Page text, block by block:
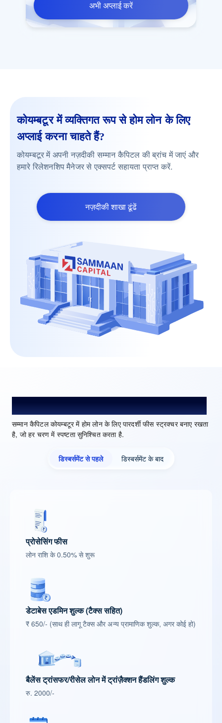
अभी अप्लाई करें
कोयम्बटूर में व्यक्तिगत रूप से होम लोन के लिए
अप्लाई करना चाहते हैं?
कोयम्बटूर में अपनी नज़दीकी सम्मान कैपिटल की ब्रांच में जाएं और
हमारे रिलेशनशिप मैनेजर से एक्सपर्ट सहायता प्राप्त करें.
नज़दीकी शाखा ढूंढें
कोयम्बटूर में होम लोन प्रोसेसिंग फीस और शुल्क
सम्मान कैपिटल कोयम्बटूर में होम लोन के लिए पारदर्शी फीस स्ट्रक्चर बनाए रखता
है, जो हर चरण में स्पष्टता सुनिश्चित करता है.
डिस्बर्समेंट से पहले डिस्बर्समेंट के बाद
प्रोसेसिंग फीस
लोन राशि के 0.50% से शुरू
डेटाबेस एडमिन शुल्क (टैक्स सहित)
₹ 650/- (साथ ही लागू टैक्स और अन्य प्रामाणिक शुल्क, अगर कोई हो)
बैलेंस ट्रांसफर/रीसेल लोन में ट्रांज़ैक्शन हैंडलिंग शुल्क
रु. 2000/-